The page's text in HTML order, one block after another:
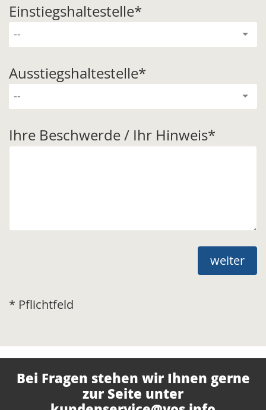
Einstiegshaltestelle*
Ausstiegshaltestelle*
Ihre Beschwerde / Ihr Hinweis*
weiter
* Pflichtfeld
Bei Fragen stehen wir Ihnen gerne
zur Seite unter